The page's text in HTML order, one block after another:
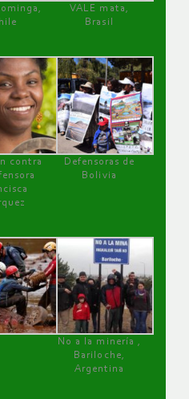
VALE mata,
Brasil
contra
Defensoras de
Bolivia
No a la minería ,
Bariloche,
Argentina